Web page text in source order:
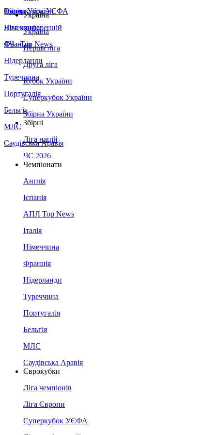
Збірна України
Італія
Німеччина
Франція
Нідерланди
Туреччина
Португалія
Бельгія
МЛС
Саудівська Аравія
Суперкубок УЄФА
Ліга конференцій
ЛЧ - Top News
Україна
Україна
Перша ліга
Друга ліга
Кубок України
Суперкубок України
Збірна України
Збірні
Ліга націй
ЧС 2026
Чемпіонати
Англія
Іспанія
АПЛ Top News
Італія
Німеччина
Франція
Нідерланди
Туреччина
Португалія
Бельгія
МЛС
Саудівська Аравія
Єврокубки
Ліга чемпіонів
Ліга Європи
Суперкубок УЄФА